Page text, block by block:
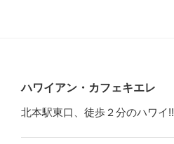
ハワイアン・カフェキエレ
北本駅東口、徒歩２分のハワイ!!